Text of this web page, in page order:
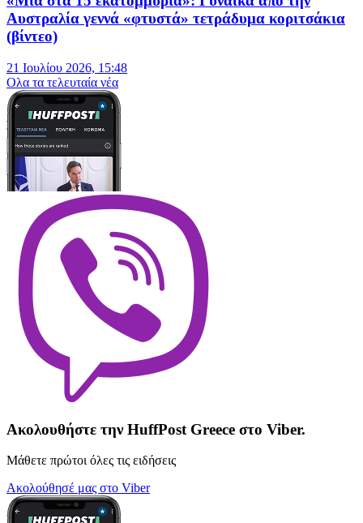
Αυστραλία γεννά «φτυστά» τετράδυμα κοριτσάκια
(βίντεο)
21 Ιουλίου 2026, 15:48
Oλα τα τελευταία νέα
Ακολουθήστε την HuffPost Greece στο Viber.
Μάθετε πρώτοι όλες τις ειδήσεις
Ακολούθησέ μας στο Viber